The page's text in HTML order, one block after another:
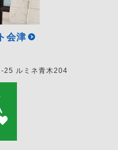
会津
25 ルミネ青木204